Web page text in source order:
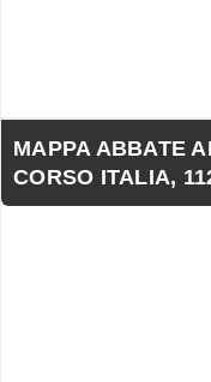
MAPPA ABBATE
CORSO ITALIA,